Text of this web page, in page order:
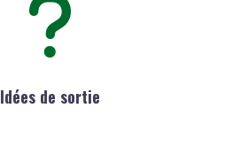
Idées de sortie